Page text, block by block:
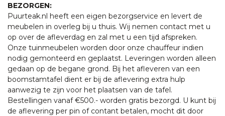
BEZORGEN:
Puurteak.nl heeft een eigen bezorgservice en levert de
meubelen in overleg bij u thuis. Wij nemen contact met u
op over de afleverdag en zal met u een tijd afspreken.
Onze tuinmeubelen worden door onze chauffeur indien
nodig gemonteerd en geplaatst. Leveringen worden alleen
gedaan op de begane grond. Bij het afleveren van een
boomstamtafel dient er bij de aflevering extra hulp
aanwezig te zijn voor het plaatsen van de tafel.
Bestellingen vanaf €500.- worden gratis bezorgd. U kunt bij
de aflevering per pin of contant betalen, mocht dit door